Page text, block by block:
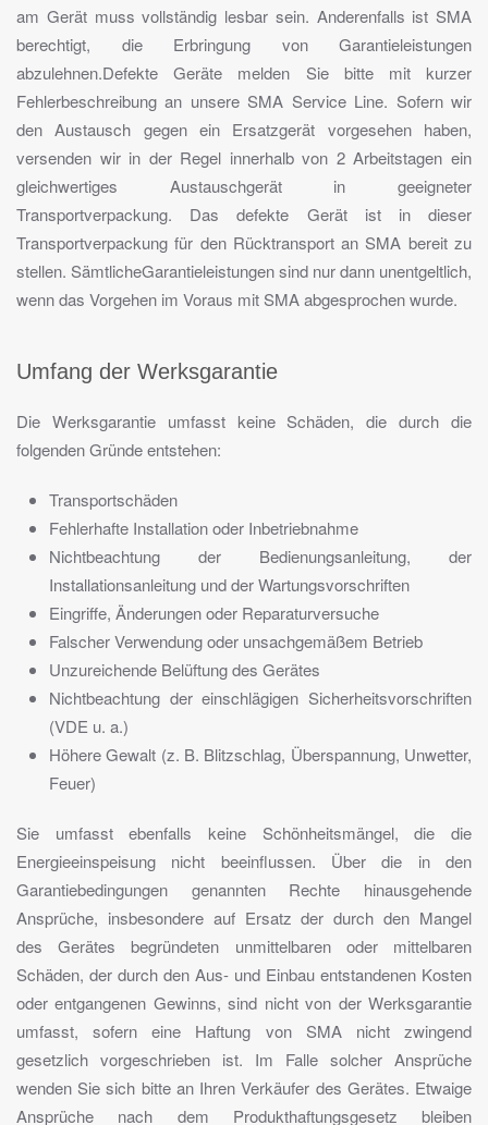
am Gerät muss vollständig lesbar sein. Anderenfalls ist SMA
berechtigt, die Erbringung von Garantieleistungen
abzulehnen.Defekte Geräte melden Sie bitte mit kurzer
Fehlerbeschreibung an unsere SMA Service Line. Sofern wir
den Austausch gegen ein Ersatzgerät vorgesehen haben,
versenden wir in der Regel innerhalb von 2 Arbeitstagen ein
gleichwertiges Austauschgerät in geeigneter
Transportverpackung. Das defekte Gerät ist in dieser
Transportverpackung für den Rücktransport an SMA bereit zu
stellen. SämtlicheGarantieleistungen sind nur dann unentgeltlich,
wenn das Vorgehen im Voraus mit SMA abgesprochen wurde.
Umfang der Werksgarantie
Die Werksgarantie umfasst keine Schäden, die durch die
folgenden Gründe entstehen:
Transportschäden
Fehlerhafte Installation oder Inbetriebnahme
Nichtbeachtung der Bedienungsanleitung, der
Installationsanleitung und der Wartungsvorschriften
Eingriffe, Änderungen oder Reparaturversuche
Falscher Verwendung oder unsachgemäßem Betrieb
Unzureichende Belüftung des Gerätes
Nichtbeachtung der einschlägigen Sicherheitsvorschriften
(VDE u. a.)
Höhere Gewalt (z. B. Blitzschlag, Überspannung, Unwetter,
Feuer)
Sie umfasst ebenfalls keine Schönheitsmängel, die die
Energieeinspeisung nicht beeinflussen. Über die in den
Garantiebedingungen genannten Rechte hinausgehende
Ansprüche, insbesondere auf Ersatz der durch den Mangel
des Gerätes begründeten unmittelbaren oder mittelbaren
Schäden, der durch den Aus- und Einbau entstandenen Kosten
oder entgangenen Gewinns, sind nicht von der Werksgarantie
umfasst, sofern eine Haftung von SMA nicht zwingend
gesetzlich vorgeschrieben ist. Im Falle solcher Ansprüche
wenden Sie sich bitte an Ihren Verkäufer des Gerätes. Etwaige
Ansprüche nach dem Produkthaftungsgesetz bleiben